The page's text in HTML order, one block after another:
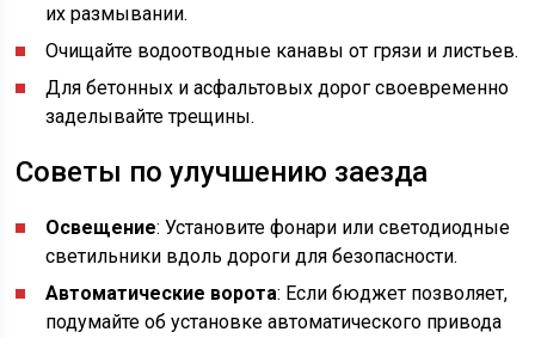
их размывании.
Очищайте водоотводные канавы от грязи и листьев.
Для бетонных и асфальтовых дорог своевременно
заделывайте трещины.
Советы по улучшению заезда
Освещение: Установите фонари или светодиодные
светильники вдоль дороги для безопасности.
Автоматические ворота: Если бюджет позволяет,
подумайте об установке автоматического привода